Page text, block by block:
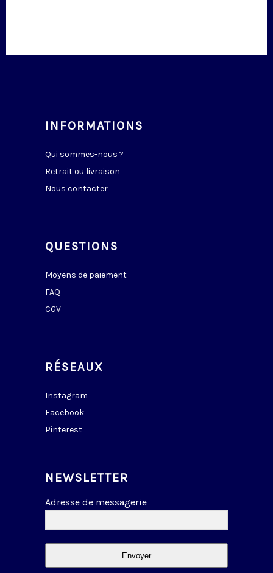
INFORMATIONS
Qui sommes-nous ?
Retrait ou livraison
Nous contacter
QUESTIONS
Moyens de paiement
FAQ
CGV
RÉSEAUX
Instagram
Facebook
Pinterest
NEWSLETTER
Adresse de messagerie
Envoyer